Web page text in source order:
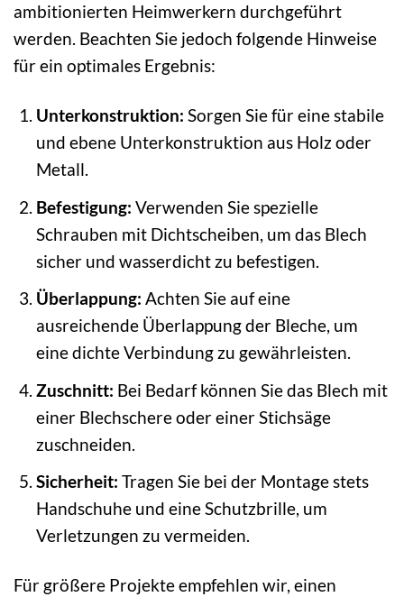
ambitionierten Heimwerkern durchgeführt
werden. Beachten Sie jedoch folgende Hinweise
für ein optimales Ergebnis:
Unterkonstruktion: Sorgen Sie für eine stabile
und ebene Unterkonstruktion aus Holz oder
Metall.
Befestigung: Verwenden Sie spezielle
Schrauben mit Dichtscheiben, um das Blech
sicher und wasserdicht zu befestigen.
Überlappung: Achten Sie auf eine
ausreichende Überlappung der Bleche, um
eine dichte Verbindung zu gewährleisten.
Zuschnitt: Bei Bedarf können Sie das Blech mit
einer Blechschere oder einer Stichsäge
zuschneiden.
Sicherheit: Tragen Sie bei der Montage stets
Handschuhe und eine Schutzbrille, um
Verletzungen zu vermeiden.
Für größere Projekte empfehlen wir, einen